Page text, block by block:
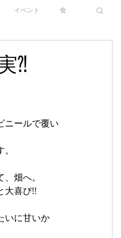
イベント 食
⁈
ニールで覆い
畑へ。
大喜び!!
いに甘いか